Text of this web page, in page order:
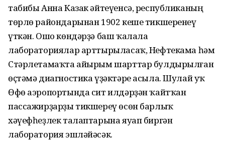
табибы Анна Казак әйтеүенсә, республиканың
төрлө райондарынан 1902 кеше тикшеренеү
үткән. Ошо көндәрҙә баш ҡалала
лабораториялар арттырыласаҡ, Нефтекама һәм
Стәрлетамаҡта айырым шарттар булдырылған
өҫтәмә диагностика үҙәктәре асыла. Шулай уҡ
Өфө аэропортында сит илдәрҙән ҡайтҡан
пассажирҙарҙы тикшереү өсөн барлыҡ
хәүефһеҙлек талаптарына яуап биргән
лаборатория эшләйәсәк.